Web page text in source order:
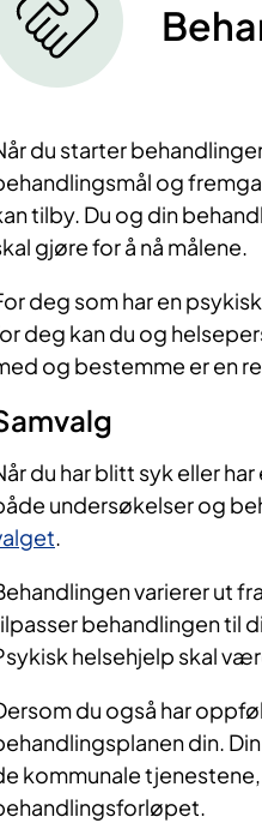
du starter
og
tilby. Du og din
gjøre for å nå målene.
deg som har en
deg kan du og
og bestemme er en
du har blitt syk eller
undersøkelser og
.
varierer ut
behandlingen til
helsehjelp skal
du også har
din.
kommunale